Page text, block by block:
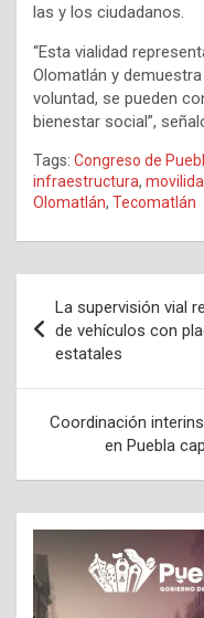
las y los ciudadanos.
“Esta vialidad
Olomatlán y
voluntad, se pueden
bienestar social”,
Tags: Congreso de
infraestructura,
Olomatlán, Tecomatlán
de
entradas
La supervisión vial
de vehículos con
estatales
Coordinación
en Puebla